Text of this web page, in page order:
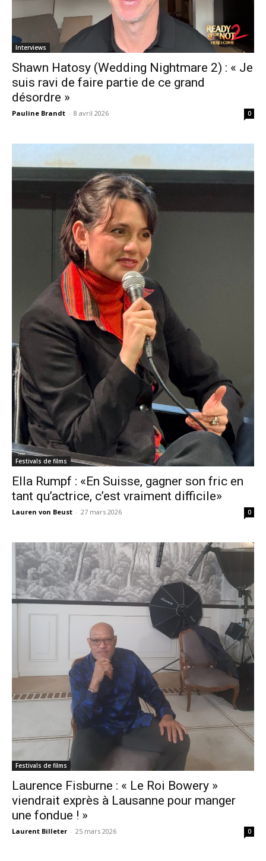
Interviews
Shawn Hatosy (Wedding Nightmare 2) : « Je
suis ravi de faire partie de ce grand
désordre »
Pauline Brandt - 8 avril 2026 0
Festivals de films
Ella Rumpf : «En Suisse, gagner son fric en
tant qu’actrice, c’est vraiment difficile»
Lauren von Beust - 27 mars 2026 0
Festivals de films
Laurence Fisburne : « Le Roi Bowery »
viendrait exprès à Lausanne pour manger
une fondue ! »
Laurent Billeter - 25 mars 2026 0